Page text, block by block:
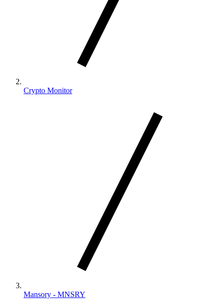
Crypto Monitor
Mansory - MNSRY